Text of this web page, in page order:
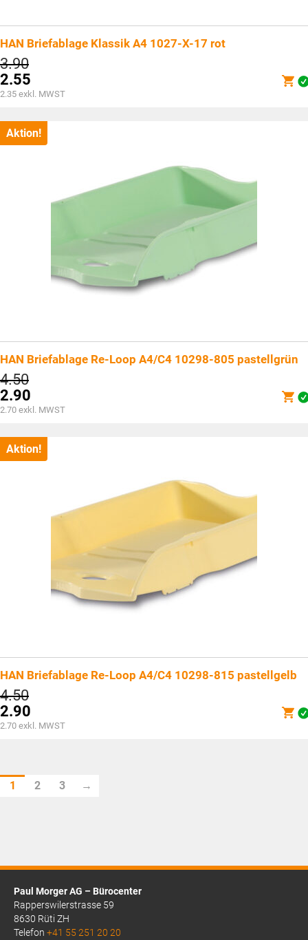
HAN Briefablage Klassik A4 1027-X-17 rot
3.90Ursprünglicher
Preis
war:
CHF3.90
2.55
Aktueller
ist:
CHF2.55.
2.35 exkl. MWST
Aktion!
HAN Briefablage Re-Loop A4/C4 10298-805 pastellgrün
4.50Ursprünglicher
Preis
war:
CHF4.50
2.90
Aktueller
ist:
CHF2.90.
2.70 exkl. MWST
Aktion!
HAN Briefablage Re-Loop A4/C4 10298-815 pastellgelb
4.50Ursprünglicher
Preis
war:
CHF4.50
2.90
Aktueller
2.70 exkl. MWST
1 2 3 →
Paul Morger AG – Bürocenter
Rapperswilerstrasse 59
8630 Rüti ZH
Telefon +41 55 251 20 20